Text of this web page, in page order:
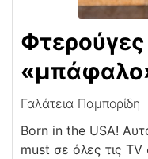
Γαλάτεια Παμπορίδη
Born in the USA!
must σε όλες τις